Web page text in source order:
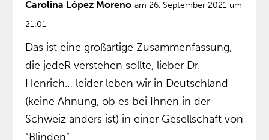
Carolina López Moreno am 26. September 2021 um
21:01
Das ist eine großartige Zusammenfassung,
die jedeR verstehen sollte, lieber Dr.
Henrich… leider leben wir in Deutschland
(keine Ahnung, ob es bei Ihnen in der
Schweiz anders ist) in einer Gesellschaft von
“Blinden”…